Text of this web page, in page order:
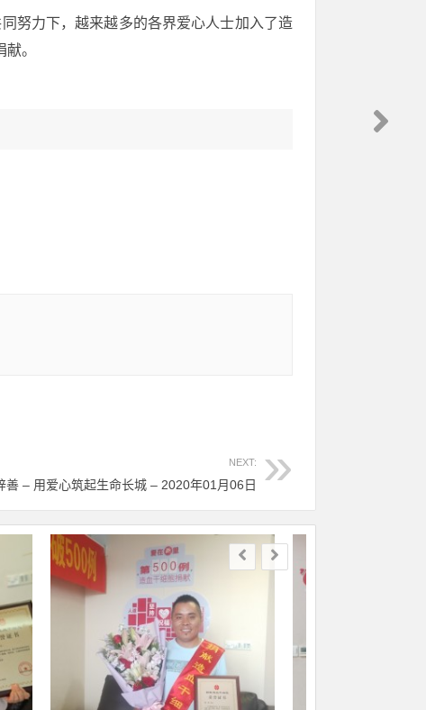
努力下，越来越多的各界爱心人士加入了造
。
NEXT:
善 – 用爱心筑起生命长城 – 2020年01月06日